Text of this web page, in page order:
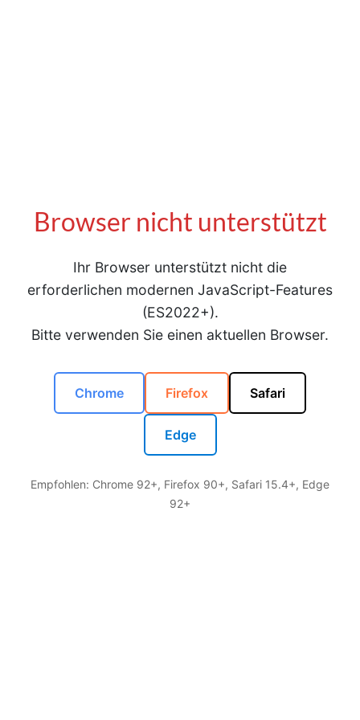
Browser nicht unterstützt
Ihr Browser unterstützt nicht die
erforderlichen modernen JavaScript-Features
(ES2022+).
Bitte verwenden Sie einen aktuellen Browser.
Chrome Firefox Safari
Edge
Empfohlen: Chrome 92+, Firefox 90+, Safari 15.4+, Edge
92+